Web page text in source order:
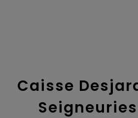
Caisse